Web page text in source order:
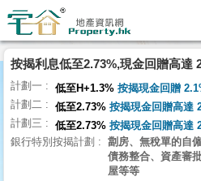
代
理
主
頁
搵
樓/
按揭利息低至2.73%,現金回贈高達
計劃一 低至H+1.3% 按揭現金回贈
計劃二 低至2.73% 按揭現金回贈高達
計劃三 低至2.73% 按揭現金回贈高達
銀行特別按揭計劃
劏房、無稅單的自僱
債務整合、資產審
屋等等